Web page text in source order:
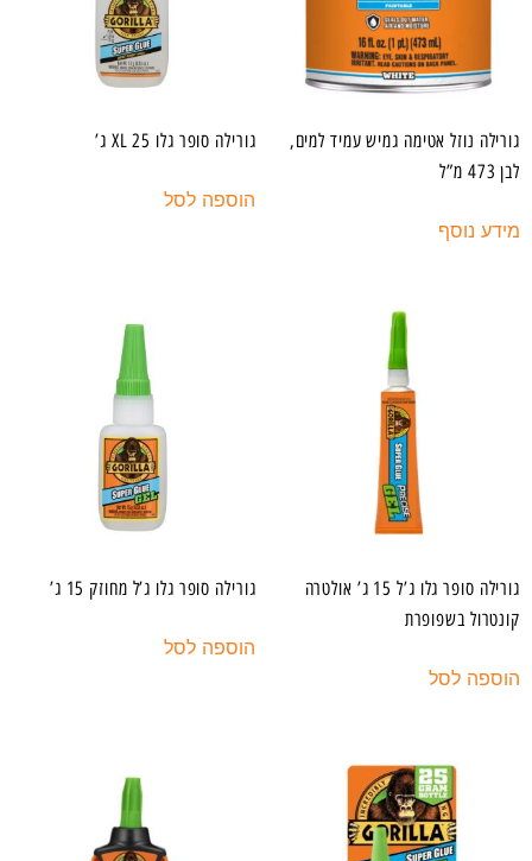
גורילה נוזל אטימה גמיש עמיד למים,
לבן 473 מ”ל
מידע נוסף
גורילה סופר גלו XL 25 ג’
הוספה לסל
גורילה סופר גלו ג’ל 15 ג’ אולטרה
קונטרול בשפופרת
הוספה לסל
גורילה סופר גלו ג’ל מחוזק 15 ג’
הוספה לסל